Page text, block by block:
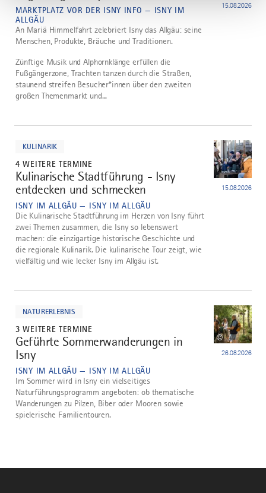
MARKTPLATZ VOR DER ISNY INFO — ISNY IM
ALLGÄU
15.08.2026
An Mariä Himmelfahrt zelebriert Isny das Allgäu: seine
Menschen, Produkte, Bräuche und Traditionen.
Zünftige Musik und Alphornklänge erfüllen die
Fußgängerzone, Trachten tanzen durch die Straßen,
staunend streifen Besucher*innen über den zweiten
großen Themenmarkt und...
KULINARIK
4 WEITERE TERMINE
4
Kulinarische Stadtführung - Isny
entdecken und schmecken
ISNY IM ALLGÄU — ISNY IM ALLGÄU
15.08.2026
Die Kulinarische Stadtführung im Herzen von Isny führt
zwei Themen zusammen, die Isny so lebenswert
machen: die einzigartige historische Geschichte und
die regionale Kulinarik. Die kulinarische Tour zeigt, wie
vielfältig und wie lecker Isny im Allgäu ist.
NATURERLEBNIS
3 WEITERE TERMINE
5
Geführte Sommerwanderungen in
Isny
ISNY IM ALLGÄU — ISNY IM ALLGÄU
26.08.2026
©
Im Sommer wird in Isny ein vielseitiges
Naturführungsprogramm angeboten: ob thematische
Wanderungen zu Pilzen, Biber oder Mooren sowie
spielerische Familientouren.